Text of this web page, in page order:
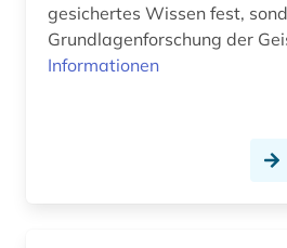
asien (5)
Schweiz (7)
Serbien (1)
Slowenien (1)
gesichertes Wissen fest,
Grundlagenforschung der
Informationen